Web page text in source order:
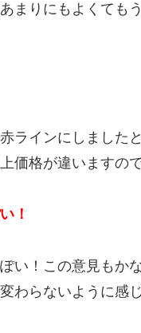
まりにもよくても
ラインにしました
価格が違いますので
！
い！この意見もか
わらないように感